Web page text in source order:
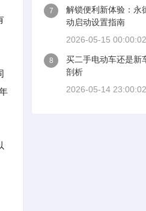
7
解锁便利新体验：永
动启动设置指南
2026-05-15 00:00:02
8
买二手电动车还是新
剖析
2026-05-14 23:00:02